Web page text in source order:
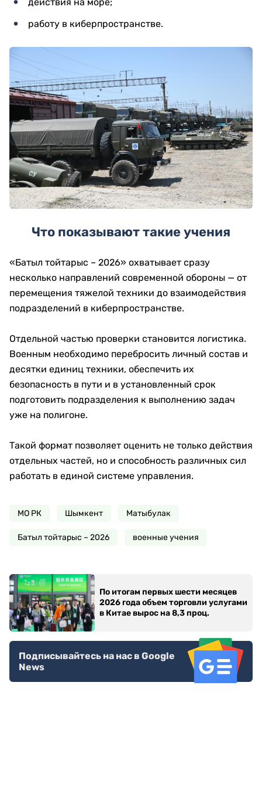
работу в киберпространстве.
Что показывают такие учения
«Батыл тойтарыс – 2026» охватывает сразу
несколько направлений современной обороны — от
перемещения тяжелой техники до взаимодействия
подразделений в киберпространстве.
Отдельной частью проверки становится логистика.
Военным необходимо перебросить личный состав и
десятки единиц техники, обеспечить их
безопасность в пути и в установленный срок
подготовить подразделения к выполнению задач
уже на полигоне.
Такой формат позволяет оценить не только действия
отдельных частей, но и способность различных сил
работать в единой системе управления.
МО РК Шымкент Матыбулак
Батыл тойтарыс – 2026 военные учения
По итогам первых шести месяцев
2026 года объем торговли услугами
в Китае вырос на 8,3 проц.
Подписывайтесь на нас в Google
News